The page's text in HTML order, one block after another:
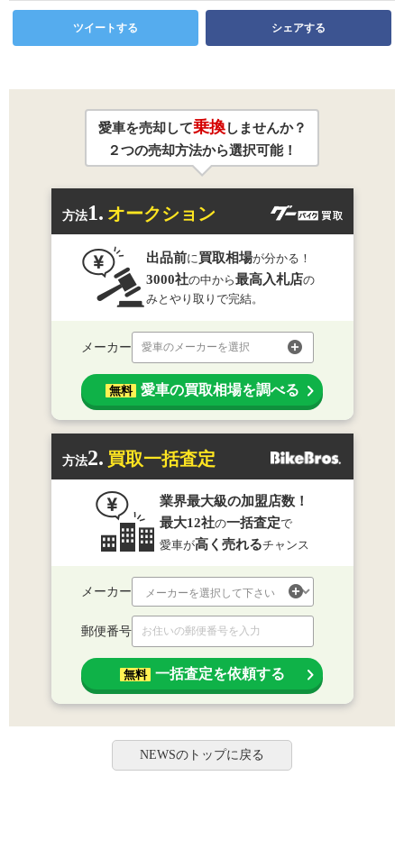
ツイートする シェアする
愛車を売却して乗換しませんか？
２つの売却方法から選択可能！
方法1. オークション
出品前に買取相場が分かる！
3000社の中から最高入札店の
みとやり取りで完結。
メーカー 愛車のメーカーを選択
無料 愛車の買取相場を調べる
方法2. 買取一括査定
業界最大級の加盟店数！
最大12社の一括査定で
愛車が高く売れるチャンス
メーカー
郵便番号
無料 一括査定を依頼する
NEWSのトップに戻る